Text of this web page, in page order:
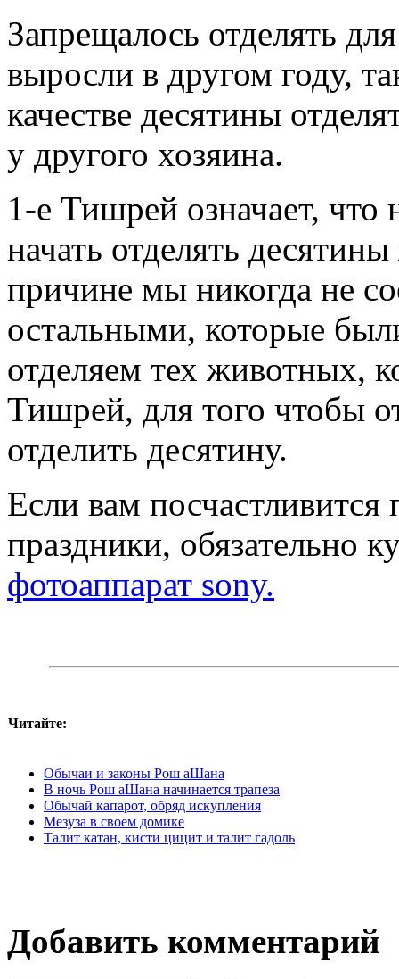
Запрещалось отделять
выросли в другом году,
качестве десятины
у другого хозяина.
1-е Тишрей означает,
начать отделять
причине мы никогда не
остальными, которые
отделяем тех животных,
Тишрей, для того чтобы
отделить десятину.
Если вам
праздники, обязательно
фотоаппарат sony.
Читайте:
Обычаи и законы Рош аШана
В ночь Рош аШана начинается трапеза
Обычай капарот, обряд искупления
Мезуза в своем домике
Талит катан, кисти цицит и талит гадоль
Добавить комментарий